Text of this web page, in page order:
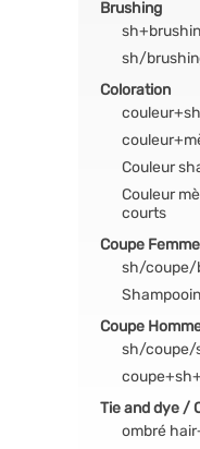
Brushing
sh/
Coloration
Couleur
Couleur
courts
Coupe Femme
sh/coupe/
Coupe
sh/coupe/
Tie and dye /
ombré